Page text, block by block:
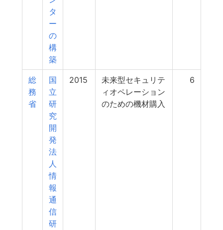
タ
ー
の
構
築
総
務
省
国
立
研
究
開
発
法
人
情
報
通
信
研
2015
未来型セキュリテ
ィオペレーション
のための機材購入
6